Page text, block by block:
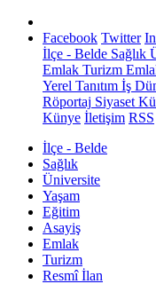
Facebook Twitter
İlçe - Belde Sağlık
Emlak Turizm
Yerel Tanıtım İş
Röportaj Siyaset
Künye İletişim RSS
İlçe - Belde
Sağlık
Üniversite
Yaşam
Eğitim
Asayiş
Emlak
Turizm
Resmî İlan